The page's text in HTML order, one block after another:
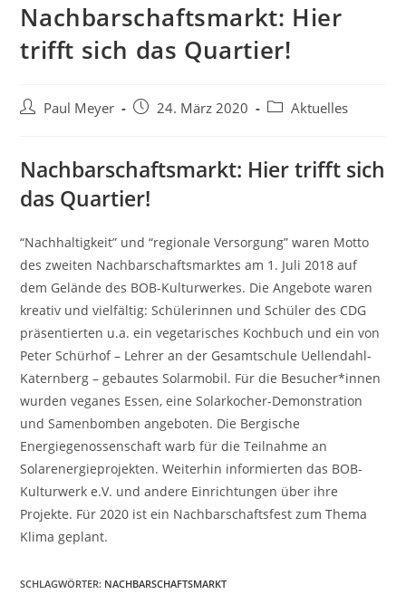
Nachbarschaftsmarkt: Hier
trifft sich das Quartier!
Beitrags-Paul Meyer
Beitrag24. März 2020
Beitrags-
Aktuelles
Nachbarschaftsmarkt: Hier trifft sich
das Quartier!
“Nachhaltigkeit” und “regionale Versorgung” waren Motto
des zweiten Nachbarschaftsmarktes am 1. Juli 2018 auf
dem Gelände des BOB-Kulturwerkes. Die Angebote waren
kreativ und vielfältig: Schülerinnen und Schüler des CDG
präsentierten u.a. ein vegetarisches Kochbuch und ein von
Peter Schürhof – Lehrer an der Gesamtschule Uellendahl-
Katernberg – gebautes Solarmobil. Für die Besucher*innen
wurden veganes Essen, eine Solarkocher-Demonstration
und Samenbomben angeboten. Die Bergische
Energiegenossenschaft warb für die Teilnahme an
Solarenergieprojekten. Weiterhin informierten das BOB-
Kulturwerk e.V. und andere Einrichtungen über ihre
Projekte. Für 2020 ist ein Nachbarschaftsfest zum Thema
Klima geplant.
SCHLAGWÖRTER: NACHBARSCHAFTSMARKT